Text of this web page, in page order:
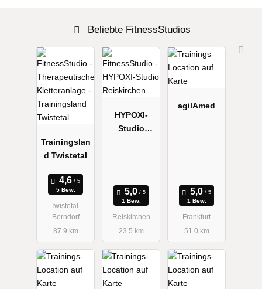
Beliebte FitnessStudios
Trainingslan
d Twistetal
5 Bew.
Twistetal-
Berndorf
87.9 km
HYPOXI-
Studio
1 Bew.
Reiskirchen
23.5 km
agilAmed
1 Bew.
Frankfurt
51.0 km